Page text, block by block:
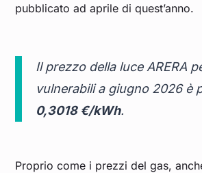
pubblicato ad aprile di quest’anno.
Il prezzo della luce ARERA
vulnerabili a giugno 2026 è
0,3018 €/kWh.
Proprio come i prezzi del gas,